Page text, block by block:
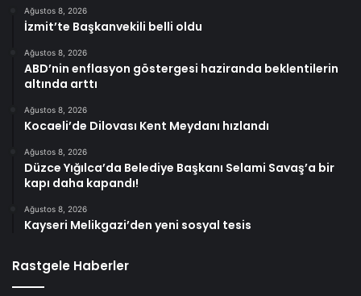
Ağustos 8, 2026
İzmit’te Başkanvekili belli oldu
Ağustos 8, 2026
ABD’nin enflasyon göstergesi haziranda beklentilerin
altında arttı
Ağustos 8, 2026
Kocaeli’de Dilovası Kent Meydanı hızlandı
Ağustos 8, 2026
Düzce Yığılca’da Belediye Başkanı Selami Savaş’a bir
kapı daha kapandı!
Ağustos 8, 2026
Kayseri Melikgazi’den yeni sosyal tesis
Rastgele Haberler